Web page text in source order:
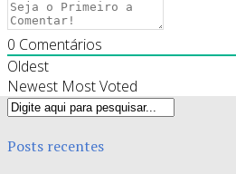
0 Comentários
Oldest
Newest Most Voted
Posts recentes